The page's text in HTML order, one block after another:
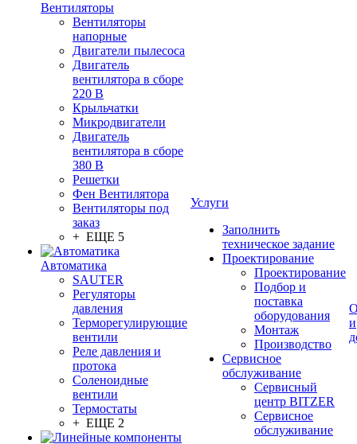
Вентиляторы
Вентиляторы
напорные
Двигатели пылесоса
Двигатель
вентилятора в сборе
220 В
Крыльчатки
Микродвигатели
Двигатель
вентилятора в сборе
380 В
Решетки
Фен Вентилятора
Вентиляторы под
заказ
+ ЕЩЕ 5
Автоматика
SAUTER
Регуляторы
давления
Терморегулирующие
вентили
Реле давления и
протока
Соленоидные
вентили
Термостаты
+ ЕЩЕ 2
Услуги
Заполнить
техническое задание
Проектирование
Проектирование
Подбор и
поставка
оборудования
Монтаж
Производство
Сервисное
обслуживание
Сервисный
центр BITZER
Сервисное
обслуживание
и